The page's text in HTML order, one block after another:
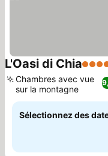
L'Oasi di Chia5
Chambres avec vue
sur la montagne
Sélectionnez des